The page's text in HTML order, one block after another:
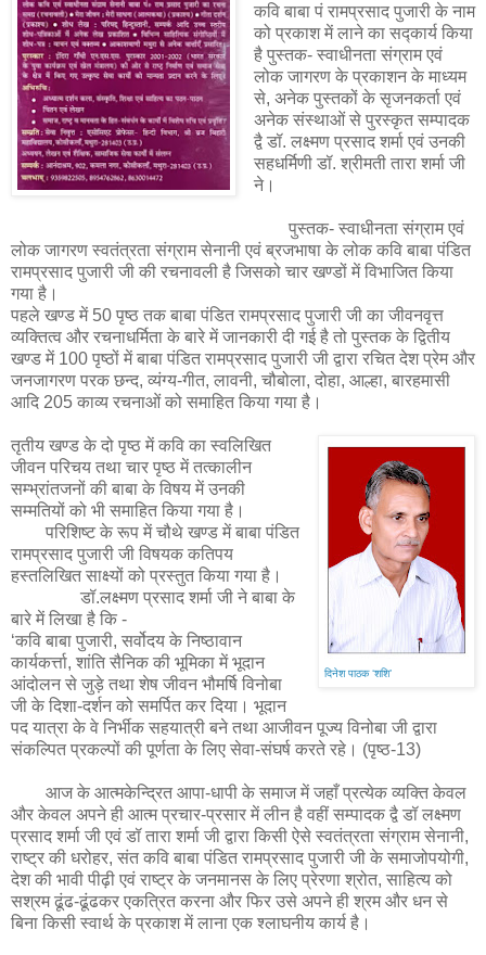
कवि बाबा पं रामप्रसाद पुजारी के नाम
को प्रकाश में लाने का सद्कार्य किया
है पुस्तक- स्वाधीनता संग्राम एवं
लोक जागरण के प्रकाशन के माध्यम
से, अनेक पुस्तकों के सृजनकर्ता एवं
अनेक संस्थाओं से पुरस्कृत सम्पादक
द्वै डॉ. लक्ष्मण प्रसाद शर्मा एवं उनकी
सहधर्मिणी डॉ. श्रीमती तारा शर्मा जी
ने।
पुस्तक- स्वाधीनता संग्राम एवं
लोक जागरण स्वतंत्रता संग्राम सेनानी एवं ब्रजभाषा के लोक कवि बाबा पंडित
रामप्रसाद पुजारी जी की रचनावली है जिसको चार खण्डों में विभाजित किया
गया है।
पहले खण्ड में 50 पृष्ठ तक बाबा पंडित रामप्रसाद पुजारी जी का जीवनवृत्त
व्यक्तित्व और रचनाधर्मिता के बारे में जानकारी दी गई है तो पुस्तक के द्वितीय
खण्ड में 100 पृष्ठों में बाबा पंडित रामप्रसाद पुजारी जी द्वारा रचित देश प्रेम और
जनजागरण परक छन्द, व्यंग्य-गीत, लावनी, चौबोला, दोहा, आल्हा, बारहमासी
आदि 205 काव्य रचनाओं को समाहित किया गया है।
दिनेश पाठक ‘शशि’
तृतीय खण्ड के दो पृष्ठ में कवि का स्वलिखित
जीवन परिचय तथा चार पृष्ठ में तत्कालीन
सम्भ्रांतजनों की बाबा के विषय में उनकी
सम्मतियों को भी समाहित किया गया है।
परिशिष्ट के रूप में चौथे खण्ड में बाबा पंडित
रामप्रसाद पुजारी जी विषयक कतिपय
हस्तलिखित साक्ष्यों को प्रस्तुत किया गया है।
डॉ.लक्ष्मण प्रसाद शर्मा जी ने बाबा के
बारे में लिखा है कि -
‘कवि बाबा पुजारी, सर्वोदय के निष्ठावान
कार्यकर्त्ता, शांति सैनिक की भूमिका में भूदान
आंदोलन से जुड़े तथा शेष जीवन भौमर्षि विनोबा
जी के दिशा-दर्शन को समर्पित कर दिया। भूदान
पद यात्रा के वे निर्भीक सहयात्री बने तथा आजीवन पूज्य विनोबा जी द्वारा
संकल्पित प्रकल्पों की पूर्णता के लिए सेवा-संघर्ष करते रहे। (पृष्ठ-13)
आज के आत्मकेन्द्रित आपा-धापी के समाज में जहाँ प्रत्येक व्यक्ति केवल
और केवल अपने ही आत्म प्रचार-प्रसार में लीन है वहीं सम्पादक द्वै डॉ लक्ष्मण
प्रसाद शर्मा जी एवं डॉ तारा शर्मा जी द्वारा किसी ऐसे स्वतंत्रता संग्राम सेनानी,
राष्ट्र की धरोहर, संत कवि बाबा पंडित रामप्रसाद पुजारी जी के समाजोपयोगी,
देश की भावी पीढ़ी एवं राष्ट्र के जनमानस के लिए प्रेरणा श्रोत, साहित्य को
सश्रम ढूंढ-ढूंढकर एकत्रित करना और फिर उसे अपने ही श्रम और धन से
बिना किसी स्वार्थ के प्रकाश में लाना एक श्लाघनीय कार्य है।